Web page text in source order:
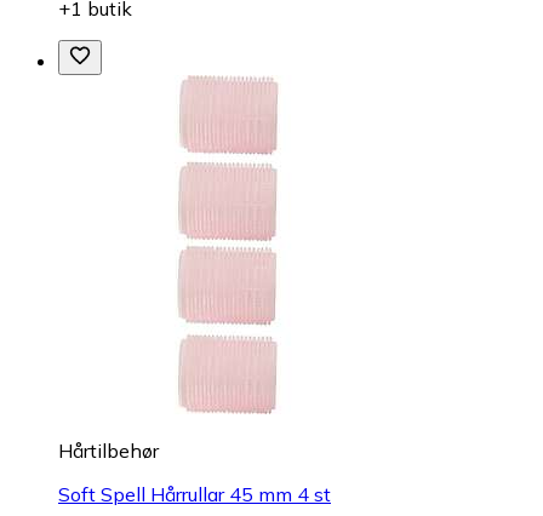
+1 butik
Hårtilbehør
Soft Spell Hårrullar 45 mm 4 st